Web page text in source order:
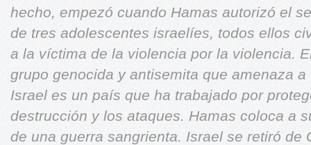
hecho, empezó cuando Hamas autorizó el
de tres adolescentes israelíes, todos ellos
a la víctima de la violencia por la violencia.
grupo genocida y antisemita que amenaza
Israel es un país que ha trabajado por
destrucción y los ataques. Hamas coloca a
de una guerra sangrienta. Israel se retiró de